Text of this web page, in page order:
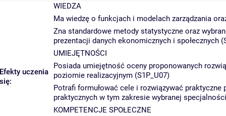
Efekty uczenia
się:
WIEDZA
Ma wiedzę o funkcjach i modelach zarządzania
Zna standardowe metody statystyczne oraz
prezentacji danych ekonomicznych i społecznych
UMIEJĘTNOŚCI
Posiada umiejętność oceny proponowanych
poziomie realizacyjnym (S1P_U07)
Potrafi formułować cele i rozwiązywać
praktycznych w tym zakresie wybranej specjalności
KOMPETENCJE SPOŁECZNE